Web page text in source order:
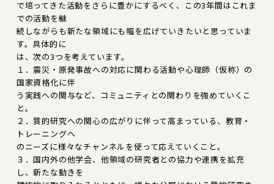
で培ってきた活動をさらに豊かにするべく、この3年間はこれま
での活動を継
続しながらも新たな領域にも幅を広げていきたいと思っていま
す。具体的に
は、次の3つを考えています。
１．震災・原発事故への対応に関わる活動や心理師（仮称）の
国家資格化に伴
う実践への関与など、コミュニティとの関わりを強めていくこ
と。
２．質的研究への関心の広がりに伴って高まっている、教育・
トレーニングへ
のニーズに様々なチャンネルを使って応えていくこと。
３．国内外の他学会、他領域の研究者との協力や連携を拡充
し、新たな動きを